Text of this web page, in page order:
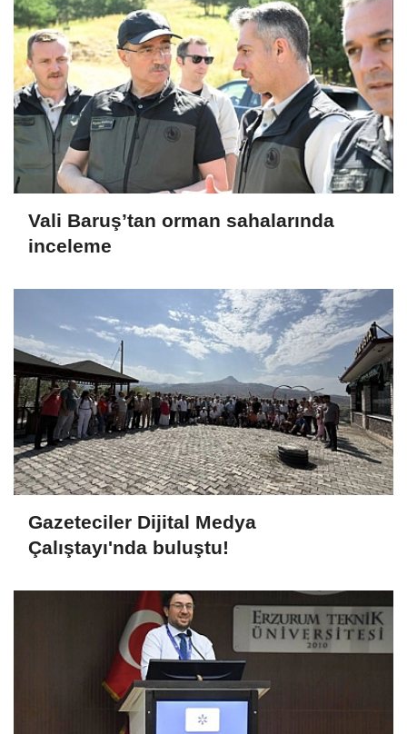
Vali Baruş’tan orman sahalarında
inceleme
Gazeteciler Dijital Medya
Çalıştayı'nda buluştu!